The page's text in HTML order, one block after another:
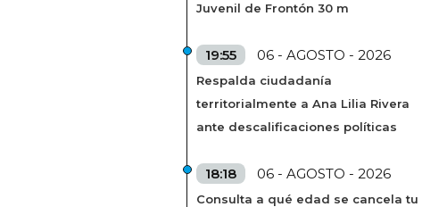
Juvenil de Frontón 30 m
19:55 06 - AGOSTO - 2026
Respalda ciudadanía
territorialmente a Ana Lilia Rivera
ante descalificaciones políticas
18:18 06 - AGOSTO - 2026
Consulta a qué edad se cancela tu